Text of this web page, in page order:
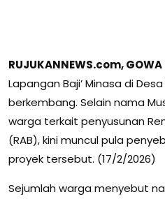
RUJUKANNEWS.com, GOWA
Lapangan Baji’ Minasa di
berkembang. Selain nama
warga terkait penyusunan
(RAB), kini muncul pula
proyek tersebut. (17/2/2026)
Sejumlah warga menyebut